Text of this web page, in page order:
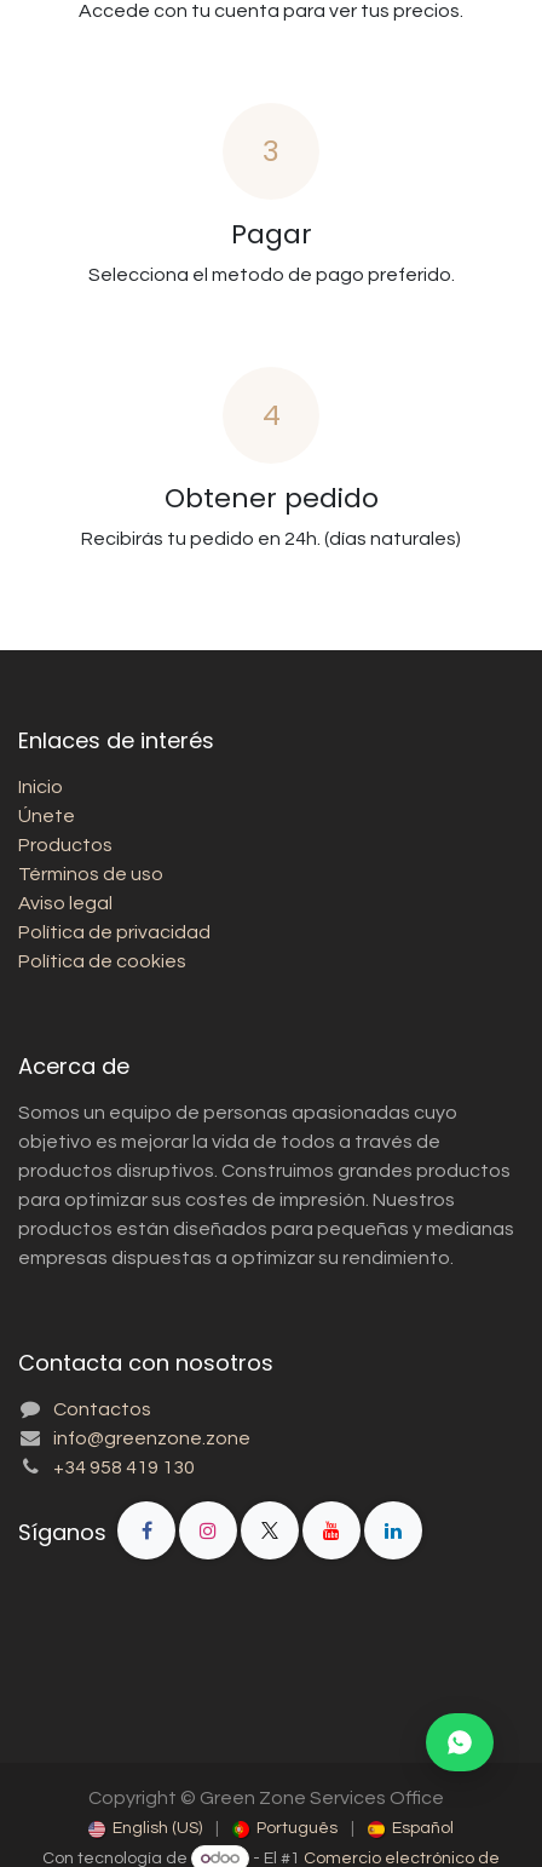
Accede con tu cuenta para ver tus precios.
3
Pagar
Selecciona el metodo de pago preferido.
4
Obtener pedido
Recibirás tu pedido en 24h. (días naturales)
Enlaces de interés
Inicio
Únete
Productos
Términos de uso
Aviso legal
Política de privacidad
Política de cookies
Acerca de
Somos un equipo de personas apasionadas cuyo
objetivo es mejorar la vida de todos a través de
productos disruptivos. Construimos grandes productos
para optimizar sus costes de impresión. Nuestros
productos están diseñados para pequeñas y medianas
empresas dispuestas a optimizar su rendimiento.
Contacta con nosotros
Contactos
info@greenzone.zone
+34 958 419 130
Síganos
Copyright © Green Zone Services Office
English (US) Português
Español
Con tecnología de
- El #1 Comercio electrónico de